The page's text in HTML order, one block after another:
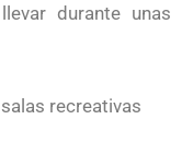
durante unas
recreativas